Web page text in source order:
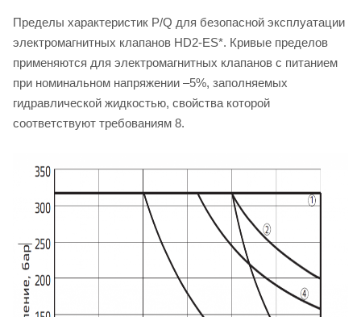
Пределы характеристик P/Q для безопасной эксплуатации
электромагнитных клапанов HD2-ES*. Кривые пределов
применяются для электромагнитных клапанов с питанием
при номинальном напряжении –5%, заполняемых
гидравлической жидкостью, свойства которой
соответствуют требованиям 8.